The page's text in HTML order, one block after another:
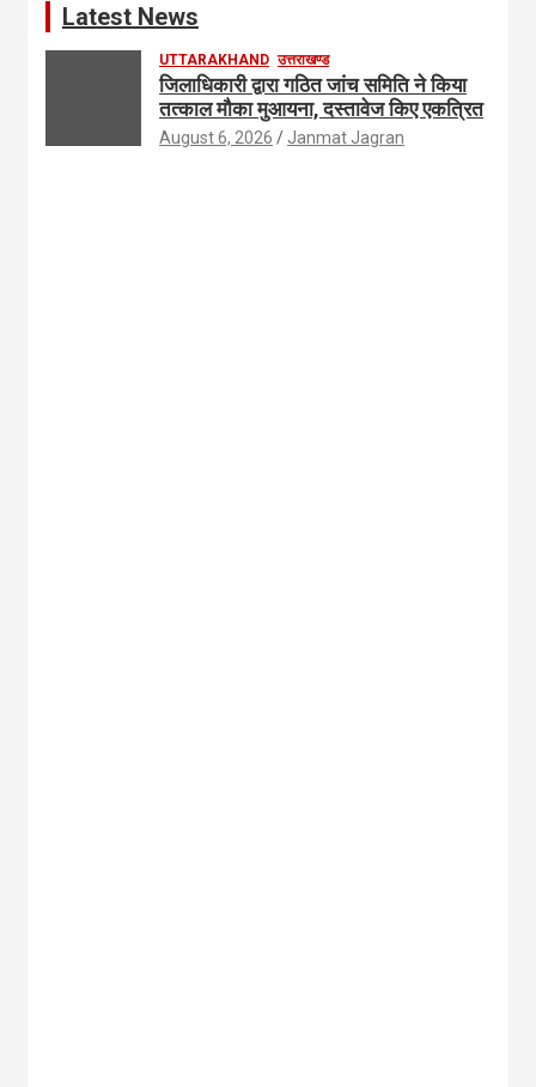
Latest News
UTTARAKHAND उत्तराखण्ड
जिलाधिकारी द्वारा गठित जांच समिति ने किया
तत्काल मौका मुआयना, दस्तावेज किए एकत्रित
August 6, 2026 Janmat Jagran